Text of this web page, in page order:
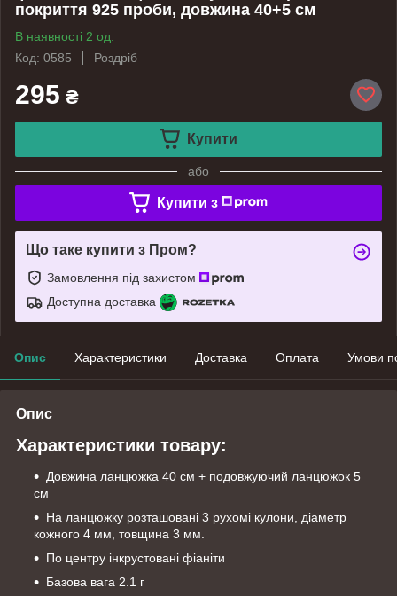
покриття 925 проби, довжина 40+5 см
В наявності 2 од.
Код: 0585
Роздріб
295 ₴
Купити
або
Купити з
Що таке купити з Пром?
Замовлення під захистом
Доступна доставка
Опис Характеристики Доставка Оплата Умови
Опис
Характеристики товару:
Довжина ланцюжка 40 см + подовжуючий ланцюжок 5
см
На ланцюжку розташовані 3 рухомі кулони, діаметр
кожного 4 мм, товщина 3 мм.
По центру інкрустовані фіаніти
Базова вага 2.1 г